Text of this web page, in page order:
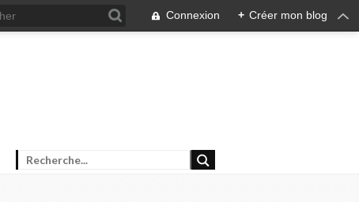
Connexion + Créer mon blog